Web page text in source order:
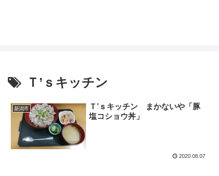
Ｔ’ｓキッチン
新潟市
Ｔ’ｓキッチン まかないや「豚
塩コショウ丼」
2020.08.07